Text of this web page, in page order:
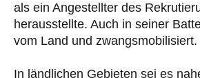
als ein Angestellter des
herausstellte. Auch in seiner
vom Land und zwangsmobilisiert.
In ländlichen Gebieten sei es